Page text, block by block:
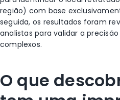
região) com base
seguida, os resultados foram
analistas para validar a
complexos.
O que